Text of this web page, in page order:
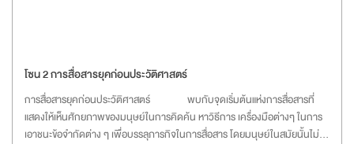
โซน 2 การสื่อสารยุคก่อนประวัติศาสตร์
การสื่อสารยุคก่อนประวัติศาสตร์ พบกับจุดเริ่มต้นแห่งการสื่อสารที่
แสดงให้เห็นศักยภาพของมนุษย์ในการคิดค้น หาวิธีการ เครื่องมือต่างๆ ในการ
เอาชนะข้อจำกัดต่าง ๆ เพื่อบรรลุภารกิจในการสื่อสาร โดยมนุษย์ในสมัยนั้นไม่